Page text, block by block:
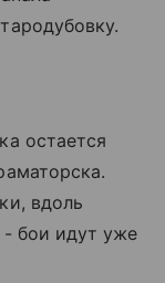
остается
вдоль
бои идут уже